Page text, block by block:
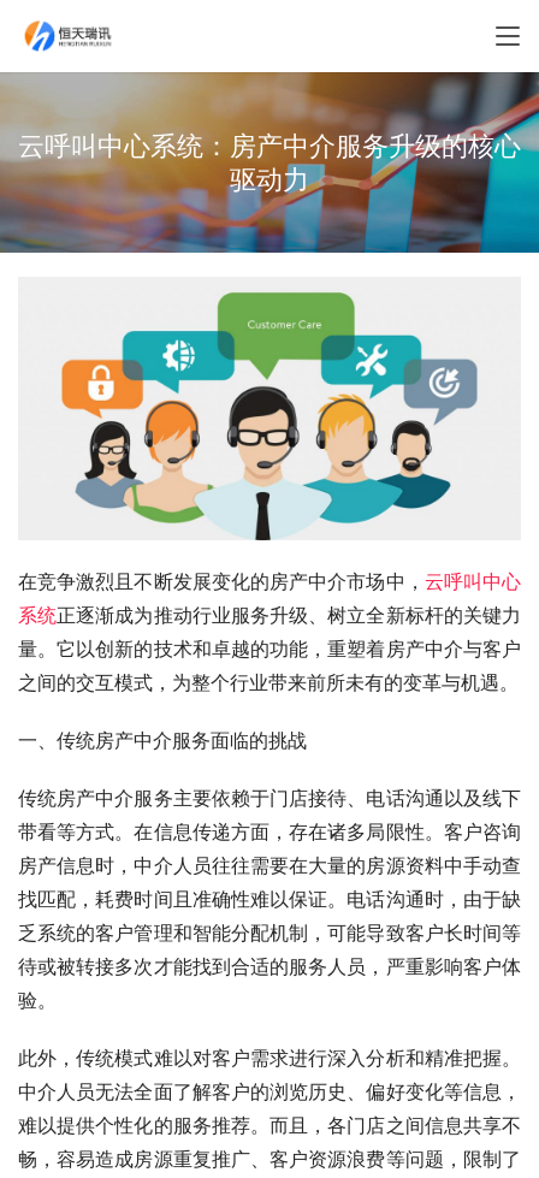
云呼叫中心系统：房产中介服务升级的核心
驱动力
在竞争激烈且不断发展变化的房产中介市场中， 云呼叫中心
系统正逐渐成为推动行业服务升级、树立全新标杆的关键力
量。它以创新的技术和卓越的功能，重塑着房产中介与客户
之间的交互模式，为整个行业带来前所未有的变革与机遇。
一、传统房产中介服务面临的挑战
传统房产中介服务主要依赖于门店接待、电话沟通以及线下
带看等方式。在信息传递方面，存在诸多局限性。客户咨询
房产信息时，中介人员往往需要在大量的房源资料中手动查
找匹配，耗费时间且准确性难以保证。电话沟通时，由于缺
乏系统的客户管理和智能分配机制，可能导致客户长时间等
待或被转接多次才能找到合适的服务人员，严重影响客户体
验。
此外，传统模式难以对客户需求进行深入分析和精准把握。
中介人员无法全面了解客户的浏览历史、偏好变化等信息，
难以提供个性化的服务推荐。而且，各门店之间信息共享不
畅，容易造成房源重复推广、客户资源浪费等问题，限制了